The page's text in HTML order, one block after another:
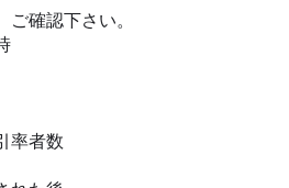
確認下さい。
者数